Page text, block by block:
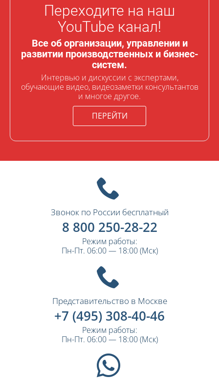
Переходите на наш
YouTube канал!
Все об организации, управлении и
развитии производственных и бизнес-
систем.
Интервью и дискуссии с экспертами,
обучающие видео, видеозаметки консультантов
и многое другое.
ПЕРЕЙТИ
Звонок по России бесплатный
8 800 250-28-22
Режим работы:
Пн-Пт. 06:00 — 18:00 (Мск)
Представительство в Москве
+7 (495) 308-40-46
Режим работы:
Пн-Пт. 06:00 — 18:00 (Мск)